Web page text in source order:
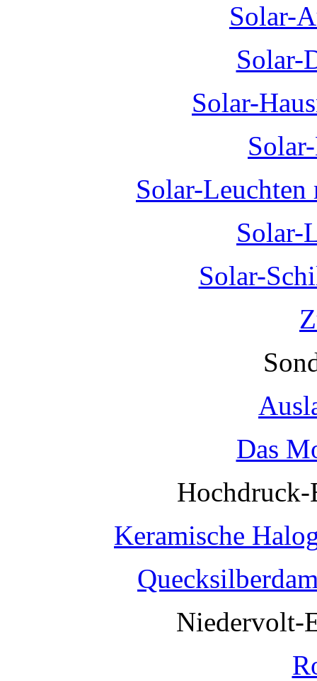
Solar-
Solar-
Solar-
Solar-Leuchten
Solar-
Solar-
Das
Hochdruck-
Keramische
Niedervolt-